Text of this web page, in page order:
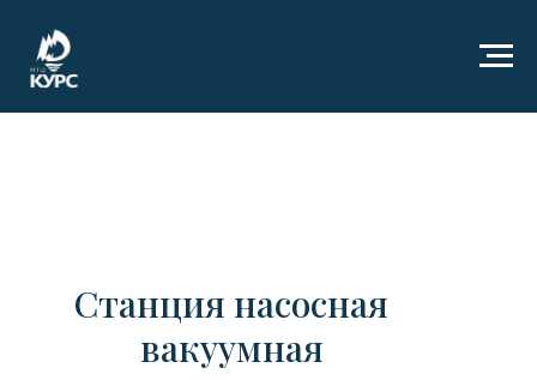
Станция насосная
вакуумная